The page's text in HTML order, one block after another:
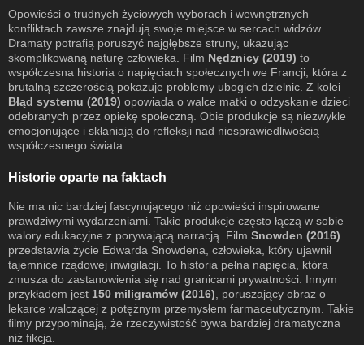
Opowieści o trudnych życiowych wyborach i wewnętrznych
konfliktach zawsze znajdują swoje miejsce w sercach widzów.
Dramaty potrafią poruszyć najgłębsze struny, ukazując
skomplikowaną naturę człowieka. Film Nędznicy (2019) to
współczesna historia o napięciach społecznych we Francji, która z
brutalną szczerością pokazuje problemy ubogich dzielnic. Z kolei
Błąd systemu (2019) opowiada o walce matki o odzyskanie dzieci
odebranych przez opiekę społeczną. Obie produkcje są niezwykle
emocjonujące i skłaniają do refleksji nad niesprawiedliwością
współczesnego świata.
Historie oparte na faktach
Nie ma nic bardziej fascynującego niż opowieści inspirowane
prawdziwymi wydarzeniami. Takie produkcje często łączą w sobie
walory edukacyjne z porywającą narracją. Film Snowden (2016)
przedstawia życie Edwarda Snowdena, człowieka, który ujawnił
tajemnice rządowej inwigilacji. To historia pełna napięcia, która
zmusza do zastanowienia się nad granicami prywatności. Innym
przykładem jest 150 miligramów (2016) , poruszający obraz o
lekarce walczącej z potężnym przemysłem farmaceutycznym. Takie
filmy przypominają, że rzeczywistość bywa bardziej dramatyczna
niż fikcja.